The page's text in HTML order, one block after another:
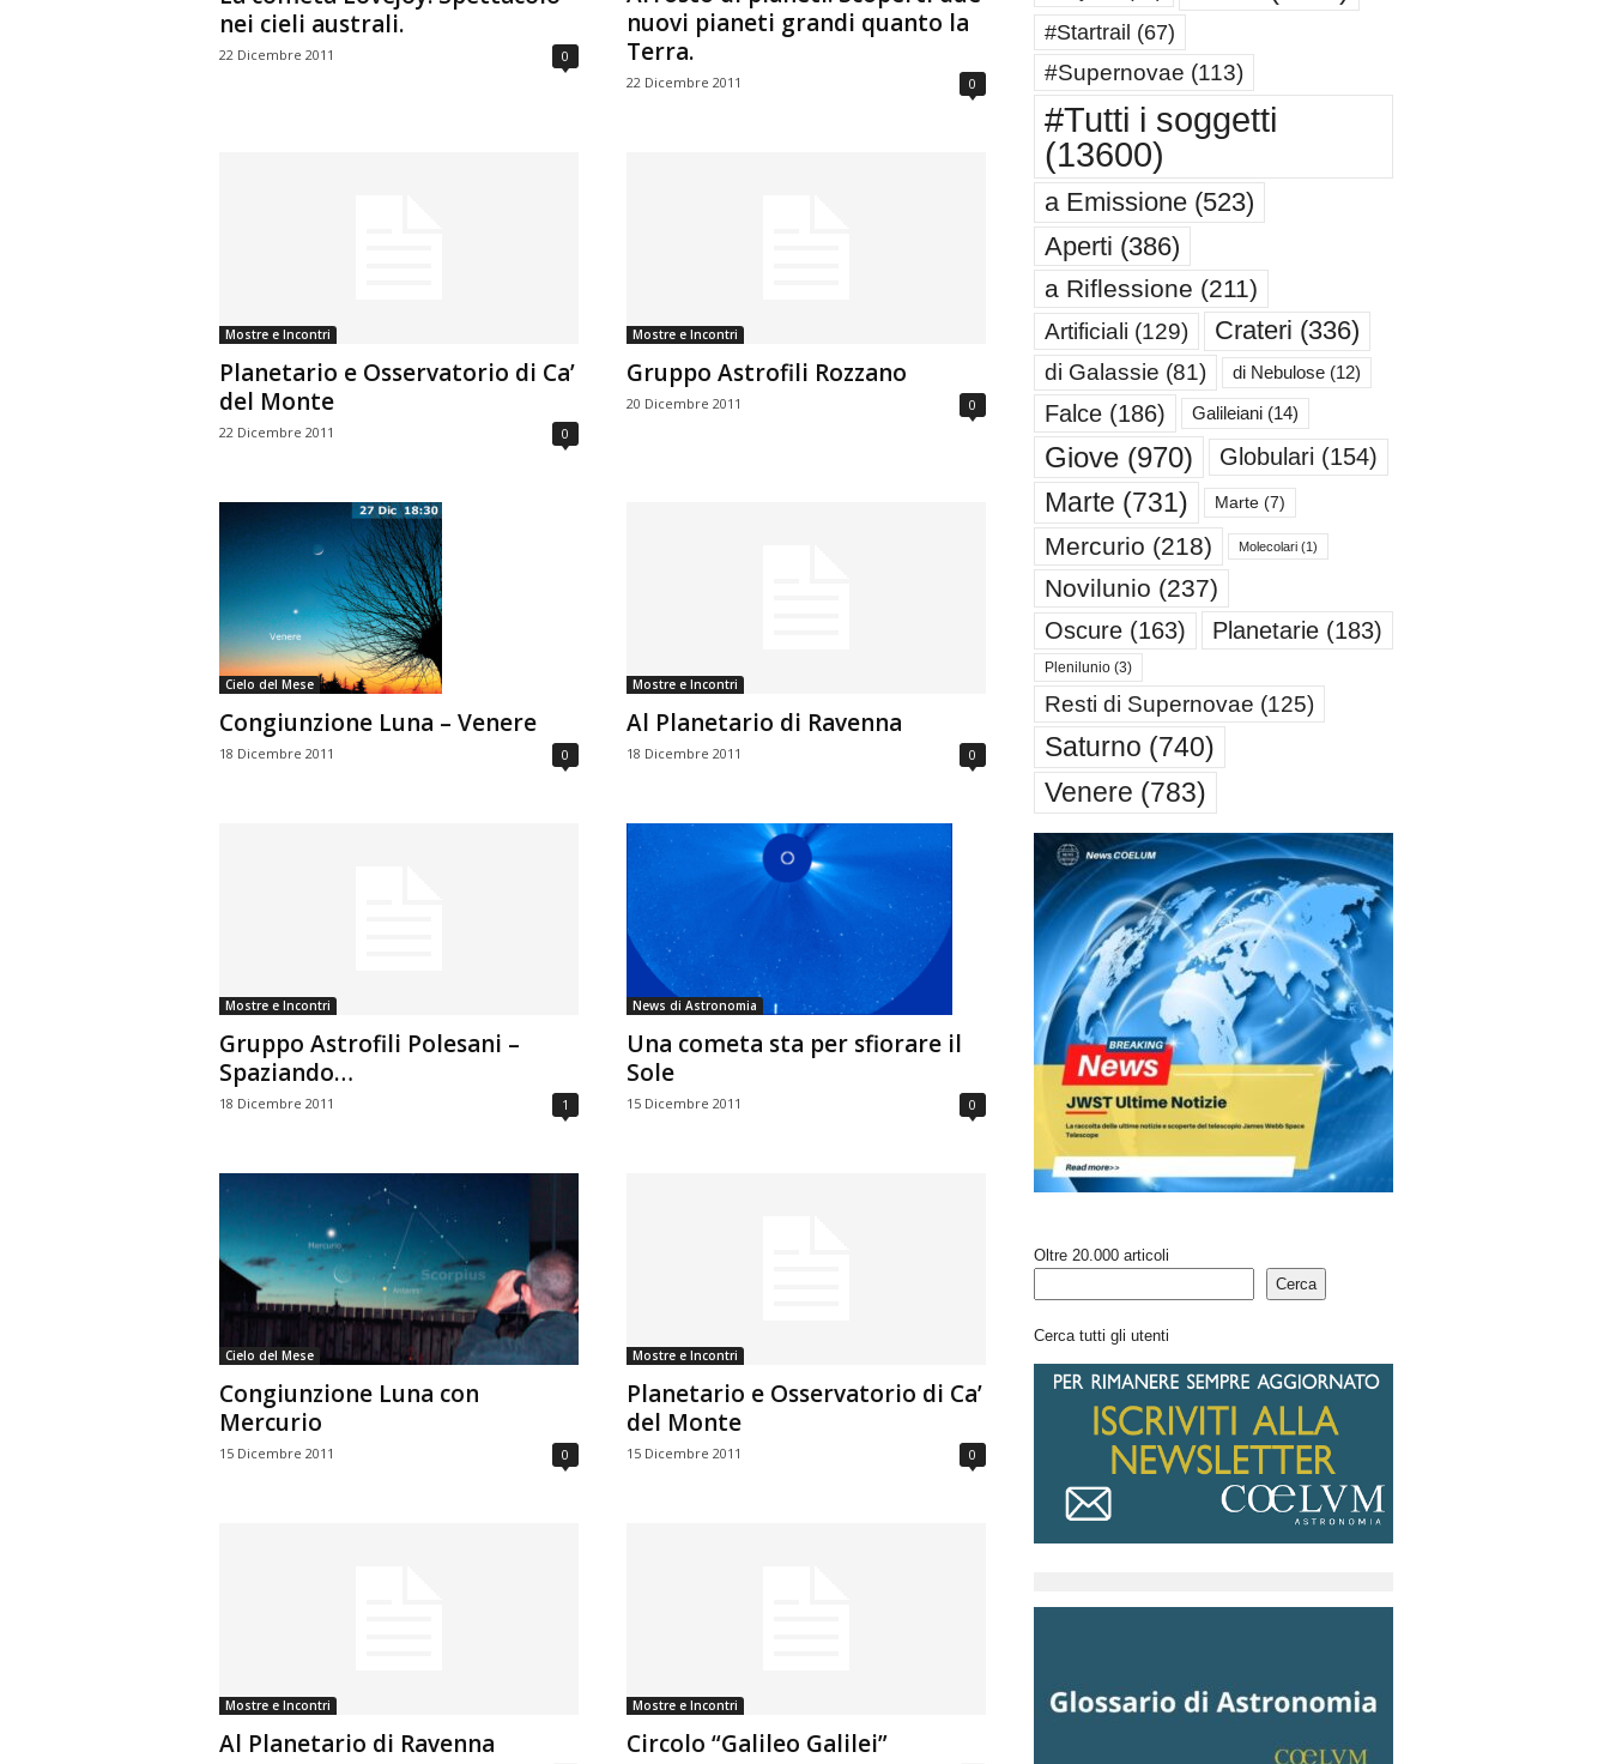
nei cieli australi.
22 Dicembre 2011 0
nuovi pianeti grandi quanto la
Terra.
22 Dicembre 2011 0
Mostre e Incontri
Planetario e Osservatorio di Ca’
del Monte
22 Dicembre 2011 0
Mostre e Incontri
Gruppo Astrofili Rozzano
20 Dicembre 2011 0
Cielo del Mese
Congiunzione Luna – Venere
18 Dicembre 2011 0
Mostre e Incontri
Al Planetario di Ravenna
18 Dicembre 2011 0
Mostre e Incontri
Gruppo Astrofili Polesani –
Spaziando…
18 Dicembre 2011 1
News di Astronomia
Una cometa sta per sfiorare il
Sole
15 Dicembre 2011 0
Cielo del Mese
Congiunzione Luna con
Mercurio
15 Dicembre 2011 0
Mostre e Incontri
Planetario e Osservatorio di Ca’
del Monte
15 Dicembre 2011 0
Mostre e Incontri
Al Planetario di Ravenna
Mostre e Incontri
Circolo “Galileo Galilei”
#Startrail (67)
#Supernovae (113)
#Tutti i soggetti
(13600)
a Emissione(523)
Aperti (386)
a Riflessione (211)
Artificiali (129) Crateri (336)
di Galassie (81) di Nebulose(12)
Falce(186) Galileiani(14)
Giove(970) Globulari (154)
Marte (731) Marte(7)
Mercurio (218) Molecolari(1)
Novilunio (237)
Oscure(163) Planetarie(183)
Plenilunio(3)
Resti di Supernovae (125)
Saturno (740)
Venere (783)
Oltre 20.000 articoli
Cerca
Cerca tutti gli utenti